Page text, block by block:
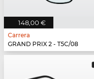
148,00 €
Carrera
GRAND PRIX 2 - T5C/08